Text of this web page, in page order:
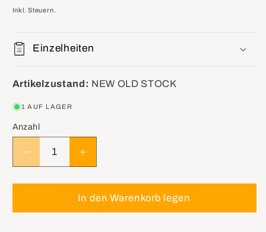
Preis
Inkl. Steuern.
Einzelheiten
Artikelzustand: NEW OLD STOCK
1 AUF LAGER
Anzahl
Verringere
die
Menge
GM
Erhöhe
die
Menge
für
GM
In den Warenkorb legen